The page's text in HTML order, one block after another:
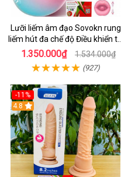
Lưỡi liếm âm đạo Sovokn rung
liếm hút đa chế độ Điều khiển từ
xa qua app
1.350.000₫ 1.534.000₫
(927)
-11%
4.8